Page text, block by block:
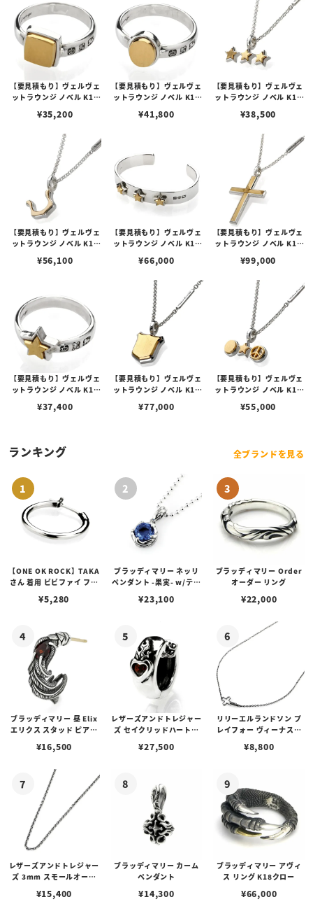
【要見積もり】ヴェルヴェ
ットラウンジ ノベル K10
¥35,200
【要見積もり】ヴェルヴェ
ットラウンジ ノベル K10
¥41,800
【要見積もり】ヴェルヴェ
ットラウンジ ノベル K10
¥38,500
【要見積もり】ヴェルヴェ
ットラウンジ ノベル K10
¥56,100
【要見積もり】ヴェルヴェ
ットラウンジ ノベル K10
¥66,000
【要見積もり】ヴェルヴェ
ットラウンジ ノベル K10
¥99,000
【要見積もり】ヴェルヴェ
ットラウンジ ノベル K10
¥37,400
【要見積もり】ヴェルヴェ
ットラウンジ ノベル K10
¥77,000
【要見積もり】ヴェルヴェ
ットラウンジ ノベル K10
¥55,000
ランキング 全ブランドを見る
【ONE OK ROCK】TAKA
さん 着用 ビビファイ フー
¥5,280
ブラッディマリー ネッリ
ペンダント -果実- w/ティ
¥23,100
ブラッディマリー Order
オーダー リング
¥22,000
ブラッディマリー 昼 Elix
エリクス スタッド ピアス
¥16,500
レザーズアンドトレジャー
ズ セイクリッドハートピ
¥27,500
リリーエルランドソン プ
レイフォー ヴィーナスチ
¥8,800
レザーズアンドトレジャー
ズ 3mm スモールオーバ
ブスタークラスプ＆LTロ
¥15,400
ブラッディマリー カーム
ペンダント
¥14,300
ブラッディマリー アヴィ
ス リング K18クロー
¥66,000